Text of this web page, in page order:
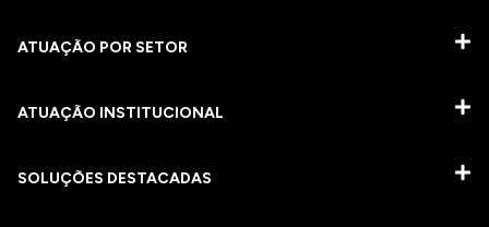
ATUAÇÃO POR SETOR
ATUAÇÃO INSTITUCIONAL
SOLUÇÕES DESTACADAS